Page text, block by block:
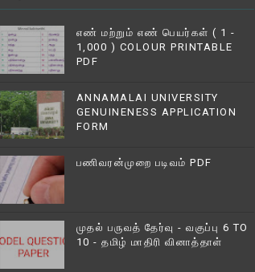
எண் மற்றும் எண் பெயர்கள் ( 1 -
1,000 ) COLOUR PRINTABLE
PDF
ANNAMALAI UNIVERSITY
GENUINENESS APPLICATION
FORM
பணிவரன்முறை படிவம் PDF
முதல் பருவத் தேர்வு - வகுப்பு 6 TO
10 - தமிழ் மாதிரி வினாத்தாள்